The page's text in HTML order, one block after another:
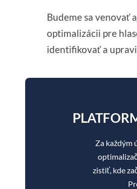
Budeme sa venovať
optimalizácii pre
identifikovať a
Za každým
zistiť, kde